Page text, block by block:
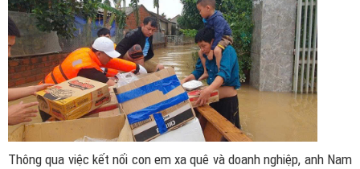
Thông qua việc kết nối con em xa quê và doanh nghiệp, anh Nam